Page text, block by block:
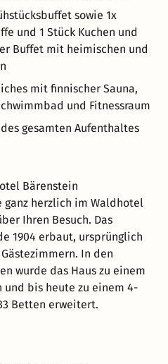
Hermannsdenkmal, das an
Wald erinnert, oder
und das
mehr über die Kultur und
sowie 1x
und 1 Stück Kuchen und
Buffet mit heimischen und
mit finnischer Sauna,
und Fitnessraum
gesamten Aufenthaltes
ganz herzlich im Waldhotel
Ihren Besuch. Das
1904 erbaut, ursprünglich
In den
wurde das Haus zu einem
bis heute zu einem 4-
Betten erweitert.